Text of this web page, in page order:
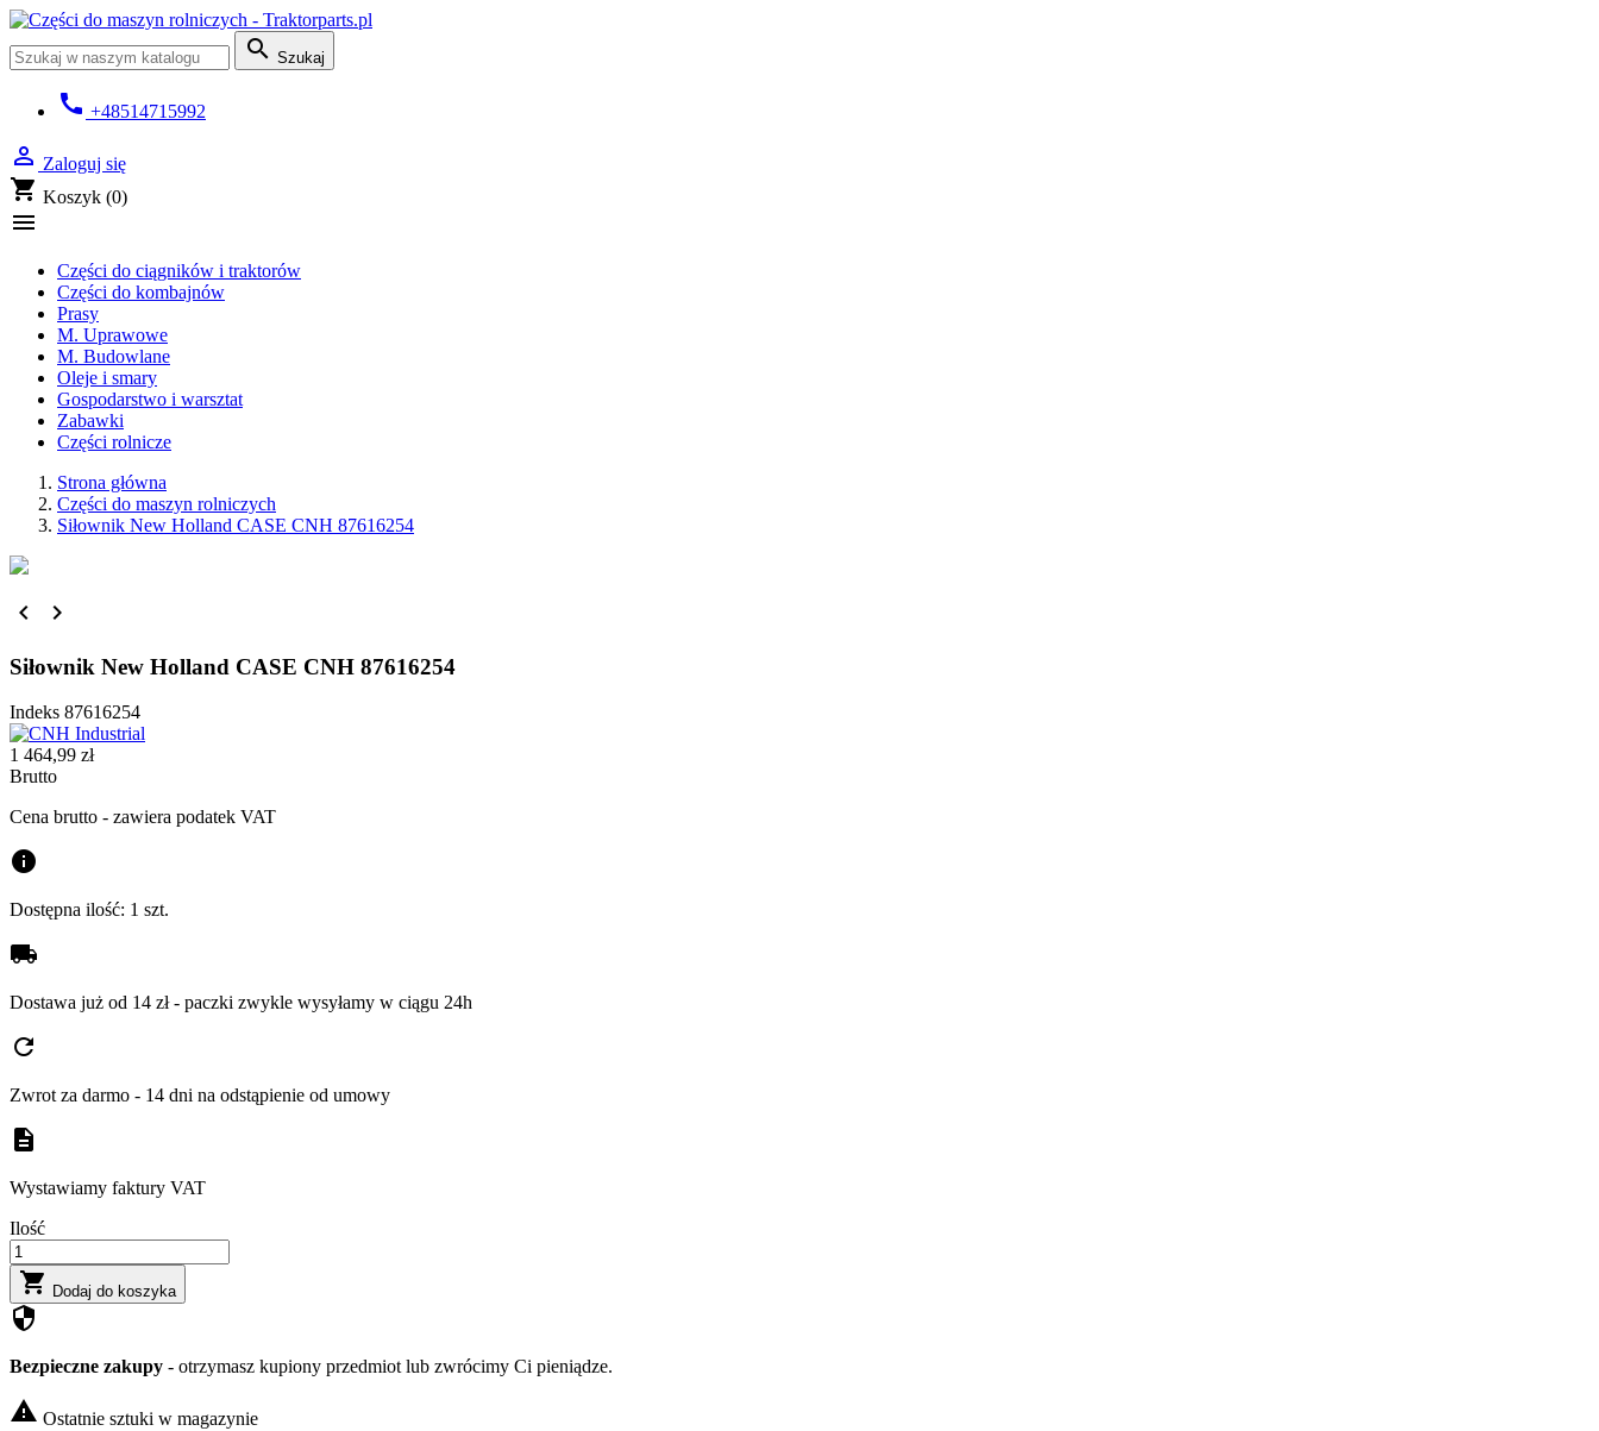
 Szukaj
call +48514715992
 Zaloguj się
shopping_cart Koszyk (0)

Części do ciągników i traktorów
Części do kombajnów
Prasy
M. Uprawowe
M. Budowlane
Oleje i smary
Gospodarstwo i warsztat
Zabawki
Części rolnicze
Strona główna
Części do maszyn rolniczych
Siłownik New Holland CASE CNH 87616254
 
Siłownik New Holland CASE CNH 87616254
Indeks 87616254
1 464,99 zł
Brutto
Cena brutto - zawiera podatek VAT
info
Dostępna ilość: 1 szt.
local_shipping
Dostawa już od 14 zł - paczki zwykle wysyłamy w ciągu 24h
refresh
Zwrot za darmo - 14 dni na odstąpienie od umowy
description
Wystawiamy faktury VAT
Ilość
 Dodaj do koszyka
security
Bezpieczne zakupy - otrzymasz kupiony przedmiot lub zwrócimy Ci pieniądze.
 Ostatnie sztuki w magazynie